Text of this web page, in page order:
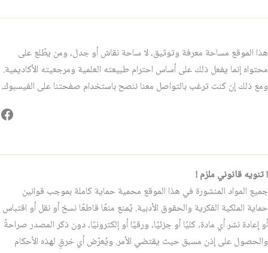
هذا الموقع مساحة معرفة وتوثيق، لا ساحة نقاش أو جدل، ومن يطّلع على
محتواه إنما يفعل ذلك على أساس احترام طبيعته العلمية ومرجعيته الأكاديمية.
ومع ذلك إن كنت ترغب بالتواصل معنا ننصح باستخدام صفحتنا على الفيسبوك.
! تنويه قانوني ملزم !
جميع المواد المنشورة في هذا الموقع محمية حماية كاملة بموجب قوانين
حماية الملكية الفكرية والحقوق الأدبية. يُمنع منعًا قاطعًا نسخ أو نقل أو اقتباس
أو إعادة نشر أي مادة، كليًا أو جزئيًا، ورقيًا أو إلكترونيًا، دون ذكر المصدر صراحةً
والحصول على إذن مسبق حيث يقتضي الأمر. ويُعرّض أي خرقٍ لهذه الأحكام